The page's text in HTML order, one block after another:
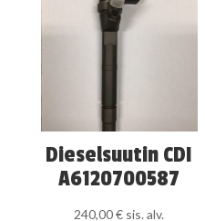
Dieselsuutin CDI
A6120700587
240,00€ sis. alv.